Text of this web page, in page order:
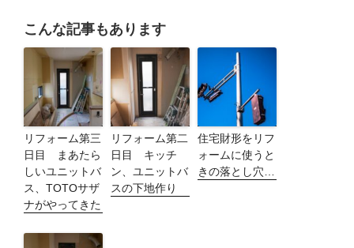
こんな記事もあります
リフォーム第三
日目 まあたら
しいユニットバ
ス、TOTOサザ
ナがやってきた
リフォーム第二
日目 キッチ
ン、ユニットバ
スの下地作り
住宅財形をリフ
ォームに使うと
きの落とし穴…